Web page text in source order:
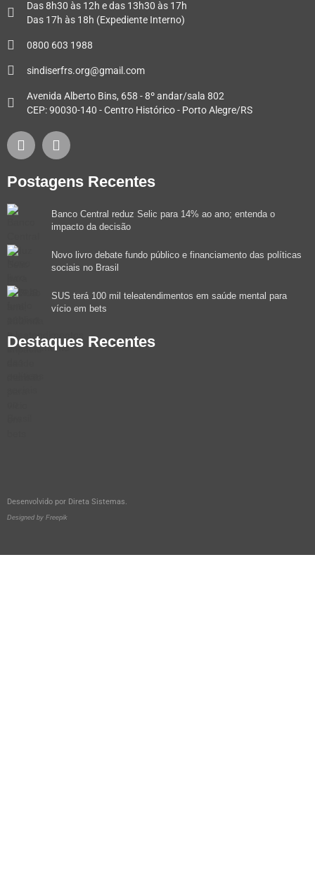
Das 8h30 às 12h e das 13h30 às 17h
Das 17h às 18h (Expediente Interno)
0800 603 1988
sindiserfrs.org@gmail.com
Avenida Alberto Bins, 658 - 8º andar/sala 802
CEP: 90030-140 - Centro Histórico - Porto Alegre/RS
Postagens Recentes
Banco Central reduz Selic para 14% ao ano; entenda o
impacto da decisão
Novo livro debate fundo público e financiamento das políticas
sociais no Brasil
SUS terá 100 mil teleatendimentos em saúde mental para
vício em bets
Destaques Recentes
Desenvolvido por Direta Sistemas
Designed by Freepik